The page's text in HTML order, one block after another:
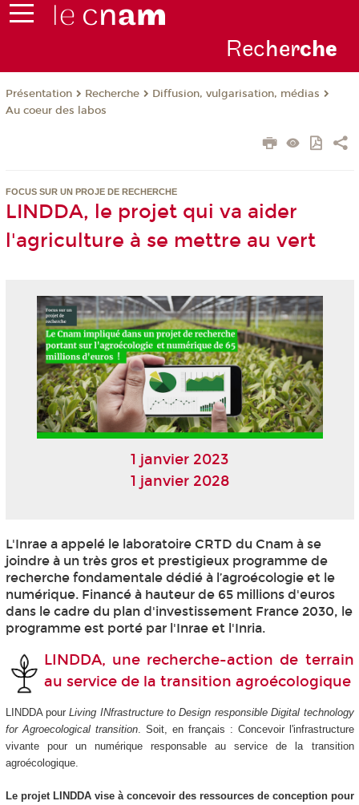
Recherche
Présentation Recherche
Diffusion, vulgarisation, médias
Au coeur des labos
FOCUS SUR UN PROJE DE RECHERCHE
LINDDA, le projet qui va aider
l'agriculture à se mettre au vert
1 janvier 2023
1 janvier 2028
L'Inrae a appelé le laboratoire CRTD du Cnam à se
joindre à un très gros et prestigieux programme de
recherche fondamentale dédié à l’agroécologie et le
numérique. Financé à hauteur de 65 millions d'euros
dans le cadre du plan d'investissement France 2030, le
programme est porté par l'Inrae et l'Inria.
LINDDA, une recherche-action de terrain
au service de la transition agroécologique
LINDDA pourLiving INfrastructure to Design responsible Digital technology
for Agroecological transition. Soit, en français : Concevoir l'infrastructure
vivante pour un numérique responsable au service de la transition
agroécologique.
Le projet LINDDA vise à concevoir des ressources de conception pour